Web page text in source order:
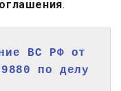
.
ВС РФ от
по делу